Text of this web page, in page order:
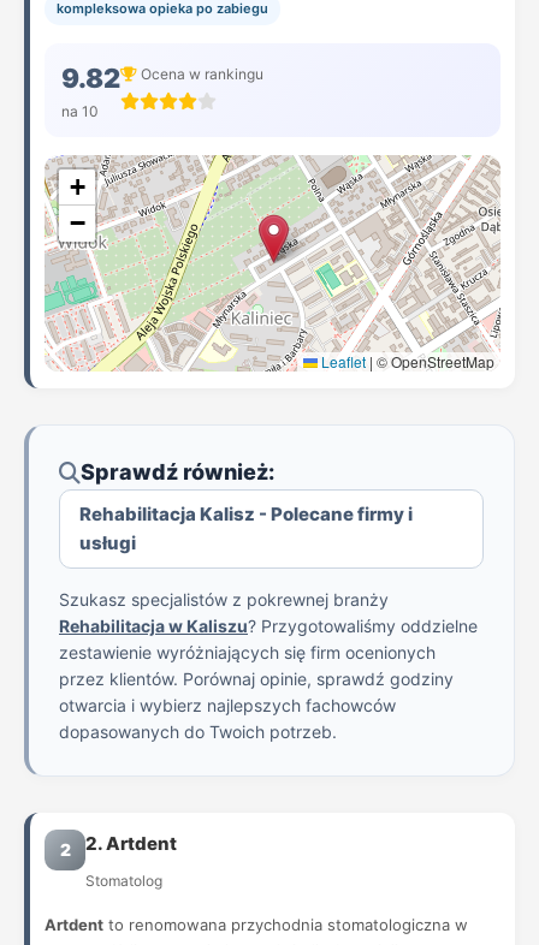
kompleksowa opieka po zabiegu
9.82
na 10
Ocena w rankingu
+
−
Leaflet | © OpenStreetMap
Sprawdź również:
Rehabilitacja Kalisz - Polecane firmy i
usługi
Szukasz specjalistów z pokrewnej branży
Rehabilitacja w Kaliszu? Przygotowaliśmy oddzielne
zestawienie wyróżniających się firm ocenionych
przez klientów. Porównaj opinie, sprawdź godziny
otwarcia i wybierz najlepszych fachowców
dopasowanych do Twoich potrzeb.
2 2. Artdent
Stomatolog
Artdent to renomowana przychodnia stomatologiczna w